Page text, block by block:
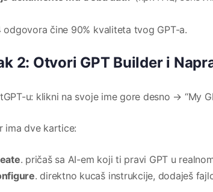
odgovora čine 90% kvaliteta tvog GPT-a.
2: Otvori GPT Builder i
u: klikni na svoje ime gore desno → “My
ima dve kartice:
. pričaš sa AI-em koji ti pravi GPT u
. direktno kucaš instrukcije, dodaješ